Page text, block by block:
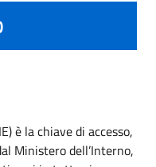
è la chiave di accesso,
Ministero dell’Interno,